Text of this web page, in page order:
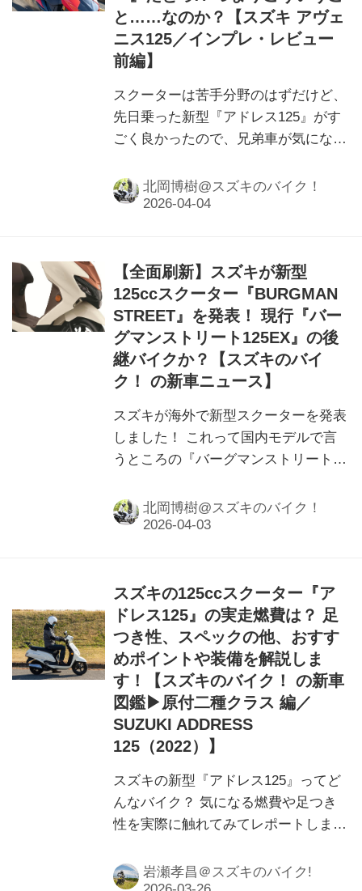
と……なのか？【スズキ アヴェ
ニス125／インプレ・レビュー
前編】
スクーターは苦手分野のはずだけど、
先日乗った新型『アドレス125』がす
ごく良かったので、兄弟車が気になっ
スクーターって、どういうこと？
北岡博樹@スズキのバイク！
【全面刷新】スズキが新型
125ccスクーター『BURGMAN
STREET』を発表！ 現行『バー
グマンストリート125EX』の後
継バイクか？【スズキのバイ
ク！ の新車ニュース】
スズキが海外で新型スクーターを発表
しました！ これって国内モデルで言
うところの『バーグマンストリート
北岡博樹@スズキのバイク！
スズキの125ccスクーター『ア
ドレス125』の実走燃費は？ 足
つき性、スペックの他、おすす
めポイントや装備を解説しま
す！【スズキのバイク！ の新車
図鑑▶原付二種クラス 編／
SUZUKI ADDRESS
125（2022）】
スズキの新型『アドレス125』ってど
んなバイク？ 気になる燃費や足つき
性を実際に触れてみてレポートしま
基本情報を詳しくお届け！
岩瀬孝昌＠スズキのバイク!